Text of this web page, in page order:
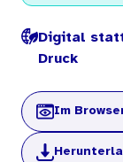
Digital
Druck
Im